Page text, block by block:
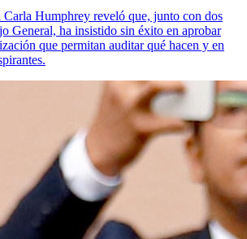
Carla Humphrey reveló que, junto con dos
General, ha insistido sin éxito en aprobar
que permitan auditar qué hacen y en